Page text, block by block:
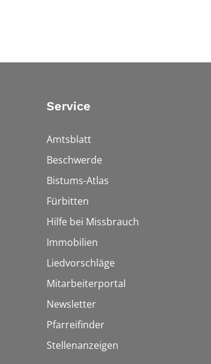
Service
Amtsblatt
Beschwerde
Bistums-Atlas
Fürbitten
Hilfe bei Missbrauch
Immobilien
Liedvorschläge
Mitarbeiterportal
Newsletter
Pfarreifinder
Stellenanzeigen